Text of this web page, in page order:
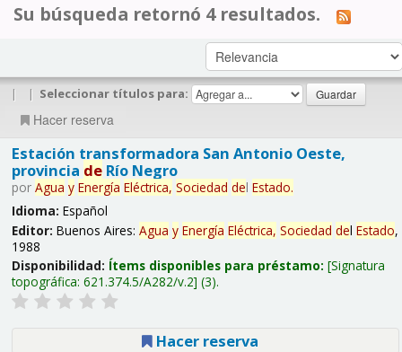
Su búsqueda retornó 4 resultados.
| | Seleccionar títulos para:
Hacer reserva
Estación transformadora San Antonio Oeste,
provincia deRío Negro
por Agua y Energía Eléctrica, Sociedad del Estado.
Idioma: Español
Editor: Buenos Aires: Agua y Energía Eléctrica, Sociedad del Estado,
1988
Disponibilidad: Ítems disponibles para préstamo: Signatura
topográfica: 621.374.5/A282/v.2 (3).
Hacer reserva